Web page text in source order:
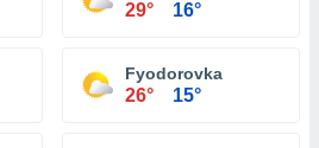
29° 16°
Fyodorovka
26° 15°